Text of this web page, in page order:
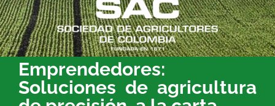
Eventos
Emprendedores:
Soluciones de agricultura